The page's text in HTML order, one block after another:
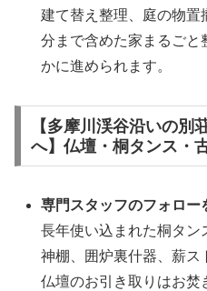
建て替え整理、庭の物置
分まで含めた家まるごと
かに進められます。
【多摩川渓谷沿いの別
へ】仏壇・桐タンス・
専門スタッフのフォロー
長年使い込まれた桐タン
神棚、囲炉裏什器、薪ス
仏壇のお引き取りはお焚